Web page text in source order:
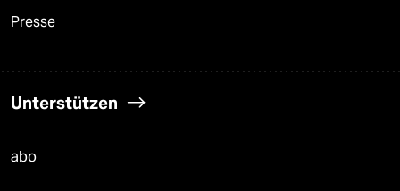
Presse
Unterstützen
abo